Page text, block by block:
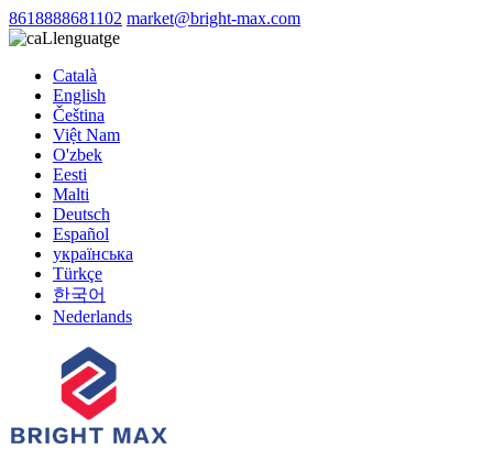
8618888681102 market@bright-max.com
Llenguatge
Català
English
Čeština
Việt Nam
O'zbek
Eesti
Malti
Deutsch
Español
українська
Türkçe
한국어
Nederlands